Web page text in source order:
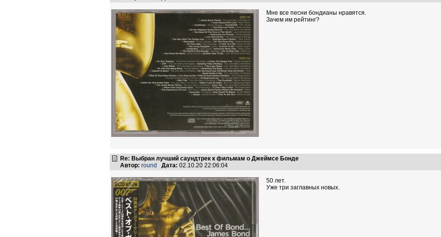
Мне все песни бондианы нравятся.
Зачем им рейтинг?
Re: Выбран лучший саундтрек к фильмам о Джеймсе Бонде
Автор: round Дата: 02.10.20 22:06:04
50 лет.
Уже три заглавных новых.